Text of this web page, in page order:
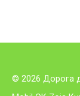
© 2026 Дорога